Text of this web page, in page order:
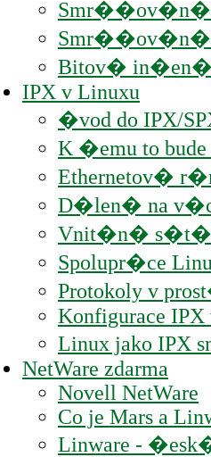
Smr��ov�n�
Bitov�
IPX v Linuxu
�vod do IPX/
K �emu to
Ethernetov�
D�len� na
Vnit�n� s�t�
Spolupr�ce
Protokoly v
Konfigurace
Linux jako IPX
NetWare zdarma
Novell NetWare
Co je Mars a
Linware -